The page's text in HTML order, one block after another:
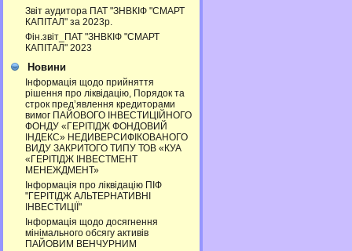
Звіт аудитора ПАТ "ЗНВКІФ "СМАРТ
КАПІТАЛ" за 2023р.
Фін.звіт_ПАТ "ЗНВКІФ "СМАРТ
КАПІТАЛ" 2023
Новини
Інформація щодо прийняття
рішення про ліквідацію, Порядок та
строк пред’явлення кредиторами
вимог ПАЙОВОГО ІНВЕСТИЦІЙНОГО
ФОНДУ «ГЕРІТІДЖ ФОНДОВИЙ
ІНДЕКС» НЕДИВЕРСИФІКОВАНОГО
ВИДУ ЗАКРИТОГО ТИПУ ТОВ «КУА
«ГЕРІТІДЖ ІНВЕСТМЕНТ
МЕНЕЖДМЕНТ»
Інформація про ліквідацію ПІФ
"ГЕРІТІДЖ АЛЬТЕРНАТИВНІ
ІНВЕСТИЦІЇ"
Інформація щодо досягнення
мінімального обсягу активів
ПАЙОВИМ ВЕНЧУРНИМ